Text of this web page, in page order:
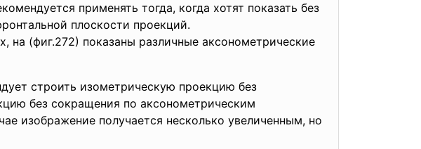
применять тогда, когда хотят показать без
плоскости проекций.
на (фиг.272) показаны различные аксонометрические
строить изометрическую проекцию без
без сокращения по аксонометрическим
изображение получается несколько увеличенным, но